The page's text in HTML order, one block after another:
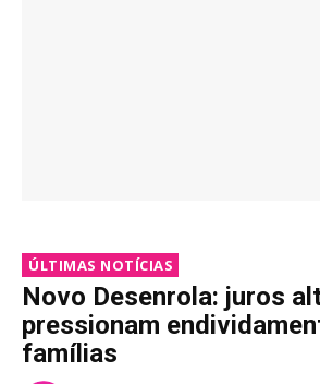
ÚLTIMAS NOTÍCIAS
Novo Desenrola: juros
pressionam
famílias